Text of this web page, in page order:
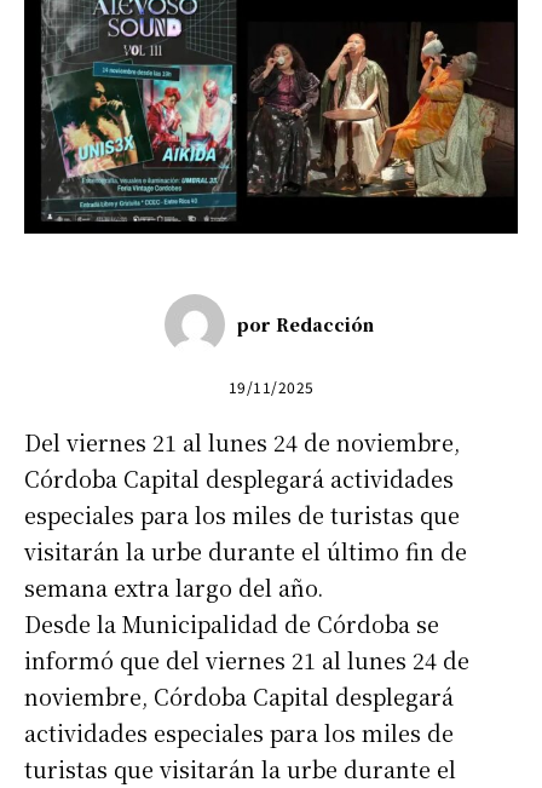
por Redacción
19/11/2025
Del viernes 21 al lunes 24 de noviembre,
Córdoba Capital desplegará actividades
especiales para los miles de turistas que
visitarán la urbe durante el último fin de
semana extra largo del año.
Desde la Municipalidad de Córdoba se
informó que del viernes 21 al lunes 24 de
noviembre, Córdoba Capital desplegará
actividades especiales para los miles de
turistas que visitarán la urbe durante el